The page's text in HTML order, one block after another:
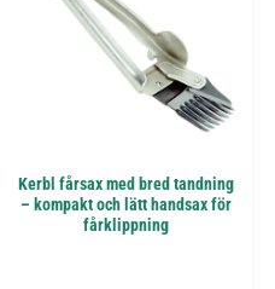
Kerbl fårsax med bred tandning
– kompakt och lätt handsax för
fårklippning